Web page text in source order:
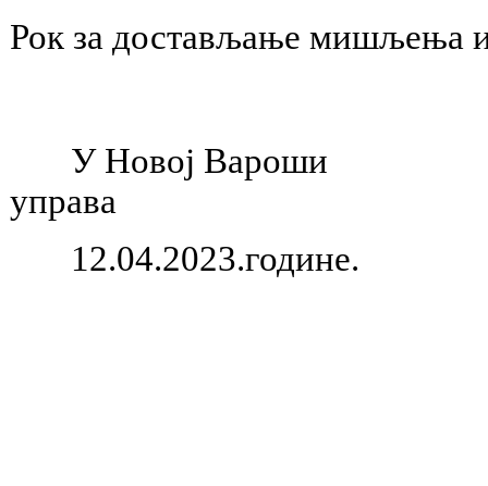
Рок за достављање мишљења
У Новој
управа